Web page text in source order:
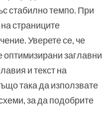
стабилно темпо. При
страниците
Уверете се, че
оптимизирани заглавни
и текст на
така да използвате
за да подобрите